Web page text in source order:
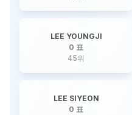
LEE YOUNGJI
0 표
45위
LEE SIYEON
0 표